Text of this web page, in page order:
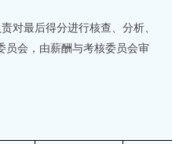
对最后得分进行核查、分析、
员会，由薪酬与考核委员会审